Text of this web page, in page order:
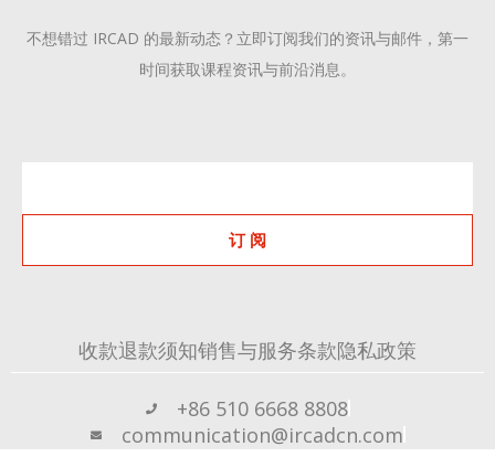
不想错过 IRCAD 的最新动态？立即订阅我们的资讯与邮件，第一
时间获取课程资讯与前沿消息。
订 阅
收款退款须知销售与服务条款隐私政策
+86 510 6668 8808
communication@ircadcn.com